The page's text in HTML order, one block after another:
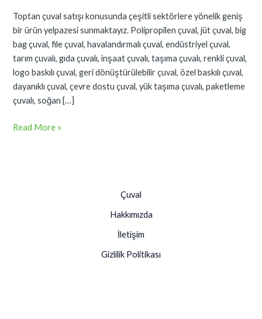
Toptan çuval satışı konusunda çeşitli sektörlere yönelik geniş
bir ürün yelpazesi sunmaktayız. Polipropilen çuval, jüt çuval, big
bag çuval, file çuval, havalandırmalı çuval, endüstriyel çuval,
tarım çuvalı, gıda çuvalı, inşaat çuvalı, taşıma çuvalı, renkli çuval,
logo baskılı çuval, geri dönüştürülebilir çuval, özel baskılı çuval,
dayanıklı çuval, çevre dostu çuval, yük taşıma çuvalı, paketleme
çuvalı, soğan […]
Fiyatları
Read More »
Çuval
Hakkımızda
İletişim
Gizlilik Politikası